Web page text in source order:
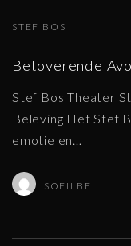
STEF BOS
Betoverende
Stef Bos Theater
Beleving Het Stef
emotie en…
SOFILBE